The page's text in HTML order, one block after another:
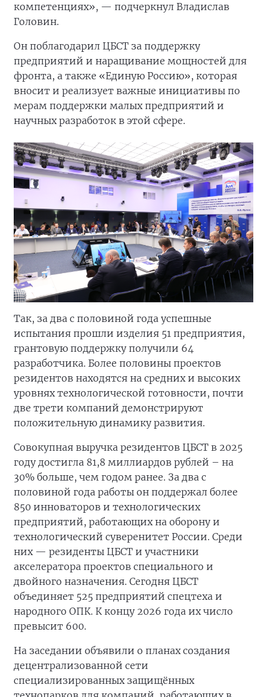
компетенциях», — подчеркнул Владислав
Головин.
Он поблагодарил ЦБСТ за поддержку
предприятий и наращивание мощностей для
фронта, а также «Единую Россию», которая
вносит и реализует важные инициативы по
мерам поддержки малых предприятий и
научных разработок в этой сфере.
Так, за два с половиной года успешные
испытания прошли изделия 51 предприятия,
грантовую поддержку получили 64
разработчика. Более половины проектов
резидентов находятся на средних и высоких
уровнях технологической готовности, почти
две трети компаний демонстрируют
положительную динамику развития.
Совокупная выручка резидентов ЦБСТ в 2025
году достигла 81,8 миллиардов рублей – на
30% больше, чем годом ранее. За два с
половиной года работы он поддержал более
850 инноваторов и технологических
предприятий, работающих на оборону и
технологический суверенитет России. Среди
них — резиденты ЦБСТ и участники
акселератора проектов специального и
двойного назначения. Сегодня ЦБСТ
объединяет 525 предприятий спецтеха и
народного ОПК. К концу 2026 года их число
превысит 600.
На заседании объявили о планах создания
децентрализованной сети
специализированных защищённых